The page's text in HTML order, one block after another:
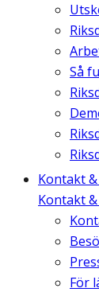
Så
Kontakt
Kontakt
För